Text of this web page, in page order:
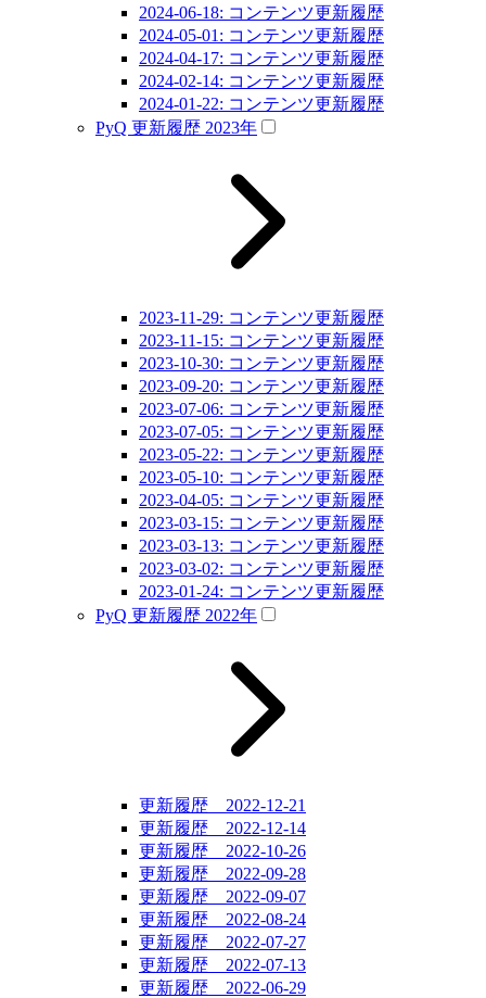
2024-06-18: コンテンツ更新履歴
2024-05-01: コンテンツ更新履歴
2024-04-17: コンテンツ更新履歴
2024-02-14: コンテンツ更新履歴
2024-01-22: コンテンツ更新履歴
PyQ 更新履歴 2023年
2023-11-29: コンテンツ更新履歴
2023-11-15: コンテンツ更新履歴
2023-10-30: コンテンツ更新履歴
2023-09-20: コンテンツ更新履歴
2023-07-06: コンテンツ更新履歴
2023-07-05: コンテンツ更新履歴
2023-05-22: コンテンツ更新履歴
2023-05-10: コンテンツ更新履歴
2023-04-05: コンテンツ更新履歴
2023-03-15: コンテンツ更新履歴
2023-03-13: コンテンツ更新履歴
2023-03-02: コンテンツ更新履歴
2023-01-24: コンテンツ更新履歴
PyQ 更新履歴 2022年
更新履歴 2022-12-21
更新履歴 2022-12-14
更新履歴 2022-10-26
更新履歴 2022-09-28
更新履歴 2022-09-07
更新履歴 2022-08-24
更新履歴 2022-07-27
更新履歴 2022-07-13
更新履歴 2022-06-29